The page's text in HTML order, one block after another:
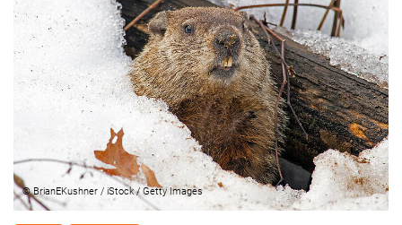
© BrianEKushner / iStock / Getty Images